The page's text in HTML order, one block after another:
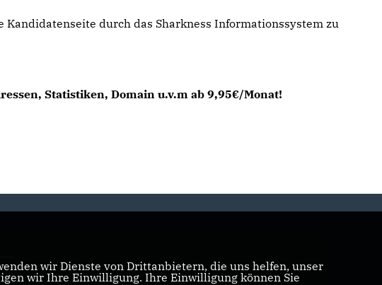
durch das Sharkness Informationssystem zu
Statistiken, Domain u.v.m ab 9,95€/Monat!
wir Dienste von Drittanbietern, die uns helfen, unser
wir Ihre Einwilligung. Ihre Einwilligung können Sie